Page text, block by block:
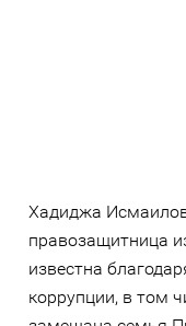
Хадиджа
правозащитница
известна
коррупции, в том